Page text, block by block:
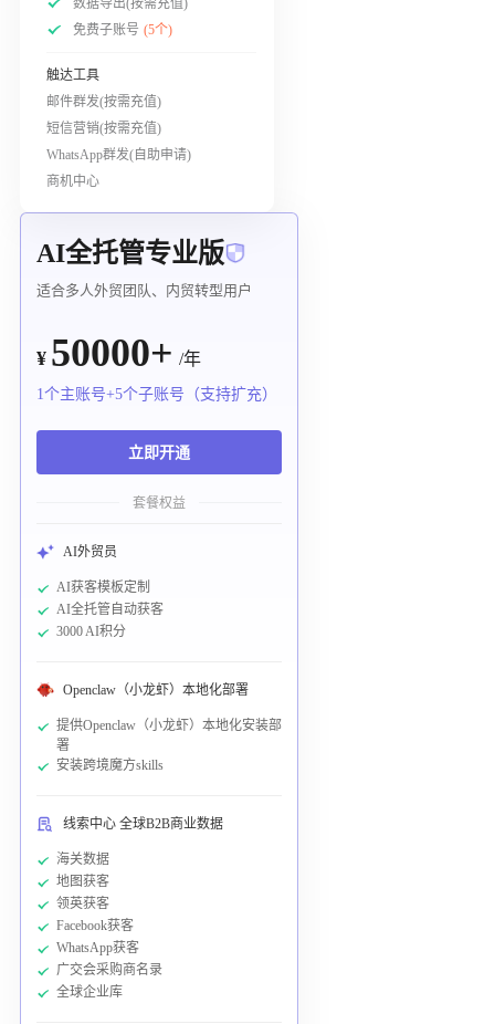
数据导出(按需充值)
免费子账号 (5个)
触达工具
邮件群发(按需充值)
短信营销(按需充值)
WhatsApp群发(自助申请)
商机中心
AI全托管专业版
适合多人外贸团队、内贸转型用户
¥ 50000+ /年
1个主账号+5个子账号（支持扩充）
立即开通
套餐权益
AI外贸员
AI获客模板定制
AI全托管自动获客
3000 AI积分
Openclaw（小龙虾）本地化部署
提供Openclaw（小龙虾）本地化安装部
署
安装跨境魔方skills
线索中心 全球B2B商业数据
海关数据
地图获客
领英获客
Facebook获客
WhatsApp获客
广交会采购商名录
全球企业库